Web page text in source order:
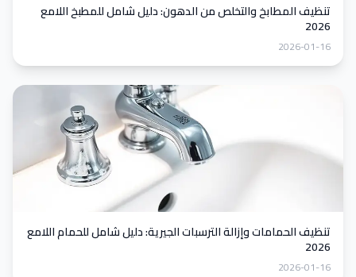
تنظيف المطابخ والتخلص من الدهون: دليل شامل للمطبخ اللامع
2026
2026-01-16
تنظيف الحمامات وإزالة الترسبات الجيرية: دليل شامل للحمام اللامع
2026
2026-01-16